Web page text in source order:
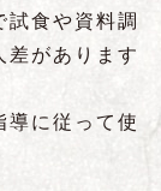
食や資料調
差があります
導に従って使